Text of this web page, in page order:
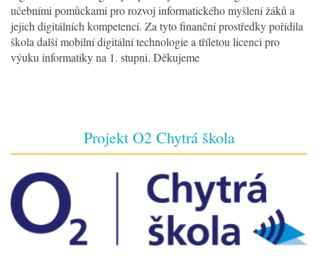
učebními pomůckami pro rozvoj informatického myšlení žáků a
jejich digitálních kompetencí. Za tyto finanční prostředky pořídila
škola další mobilní digitální technologie a tříletou licenci pro
výuku informatiky na 1. stupni. Děkujeme
Projekt O2 Chytrá škola